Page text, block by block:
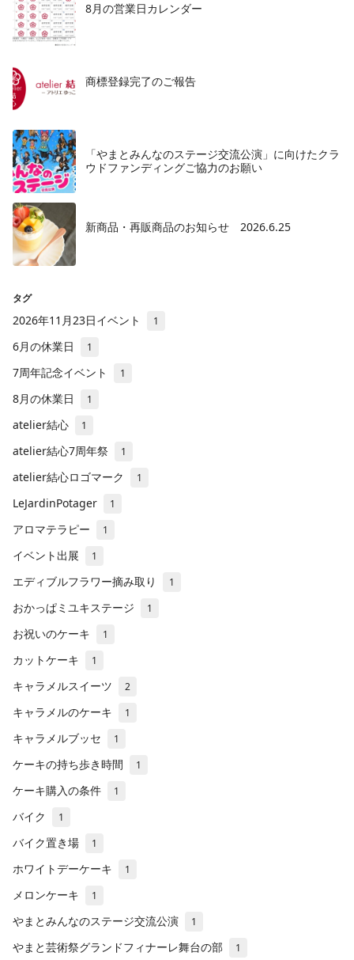
8月の営業日カレンダー
商標登録完了のご報告
「やまとみんなのステージ交流公演」に向けたクラ
ウドファンディングご協力のお願い
新商品・再販商品のお知らせ 2026.6.25
タグ
2026年11月23日イベント 1
6月の休業日 1
7周年記念イベント 1
8月の休業日 1
atelier結心 1
atelier結心7周年祭 1
atelier結心ロゴマーク 1
LeJardinPotager 1
アロマテラピー 1
イベント出展 1
エディブルフラワー摘み取り 1
おかっぱミユキステージ 1
お祝いのケーキ 1
カットケーキ 1
キャラメルスイーツ 2
キャラメルのケーキ 1
キャラメルブッセ 1
ケーキの持ち歩き時間 1
ケーキ購入の条件 1
バイク 1
バイク置き場 1
ホワイトデーケーキ 1
メロンケーキ 1
やまとみんなのステージ交流公演 1
やまと芸術祭グランドフィナーレ舞台の部 1